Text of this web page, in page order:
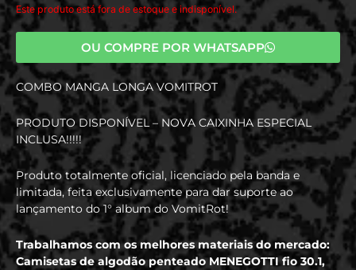
Este produto está fora de estoque e indisponível.
OU COMPRE POR WHATSAPP
COMBO MANGA LONGA VOMITROT
PRODUTO DISPONÍVEL – NOVA CAIXINHA ESPECIAL
INCLUSA!!!!!
Produto totalmente oficial, licenciado pela banda e
limitada, feita exclusivamente para dar suporte ao
lançamento do 1° album do VomitRot!
Trabalhamos com os melhores materiais do mercado:
Camisetas de algodão penteado MENEGOTTI fio 30.1,